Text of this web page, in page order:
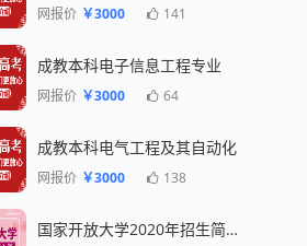
网报价 ￥3000 141
成教本科电子信息工程专业
网报价 ￥3000 64
成教本科电气工程及其自动化
网报价 ￥3000 138
国家开放大学2020年招生简章